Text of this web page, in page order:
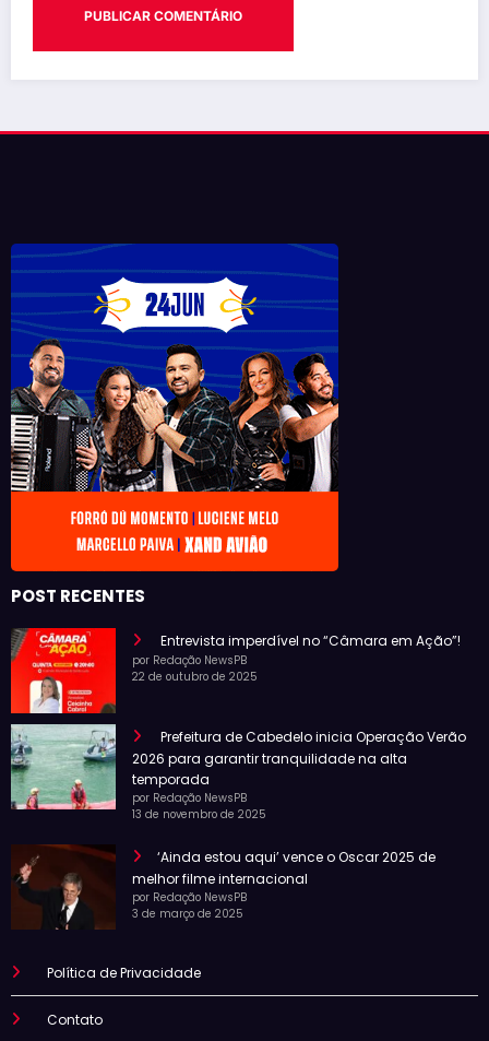
POST RECENTES
Entrevista imperdível no “Câmara em Ação”!
por Redação NewsPB
22 de outubro de 2025
Prefeitura de Cabedelo inicia Operação Verão
2026 para garantir tranquilidade na alta
temporada
por Redação NewsPB
13 de novembro de 2025
‘Ainda estou aqui’ vence o Oscar 2025 de
melhor filme internacional
por Redação NewsPB
3 de março de 2025
Política de Privacidade
Contato